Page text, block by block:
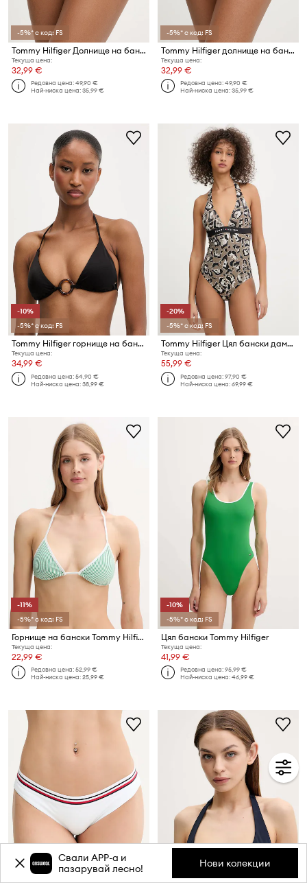
-5%* с код: FS
Tommy Hilfiger Долнище на бански дамски
Текуща цена:
32,99 €
Редовна цена:49,90 €
Най-ниска цена:35,99 €
-5%* с код: FS
Tommy Hilfiger долнище на бански дамско
Текуща цена:
32,99 €
Редовна цена:49,90 €
Най-ниска цена:35,99 €
-10%
-5%* с код: FS
Tommy Hilfiger горнище на бански дамско
Текуща цена:
34,99 €
Редовна цена:54,90 €
Най-ниска цена:38,99 €
-20%
-5%* с код: FS
Tommy Hilfiger Цял бански дамски
Текуща цена:
55,99 €
Редовна цена:97,90 €
Най-ниска цена:69,99 €
-11%
-5%* с код: FS
Горнище на бански Tommy Hilfiger
Текуща цена:
22,99 €
Редовна цена:52,99 €
Най-ниска цена:25,99 €
-10%
-5%* с код: FS
Цял бански Tommy Hilfiger
Текуща цена:
41,99 €
Редовна цена:95,99 €
Най-ниска цена:46,99 €
Свали APP-a и
пазарувай лесно!
Нови колекции